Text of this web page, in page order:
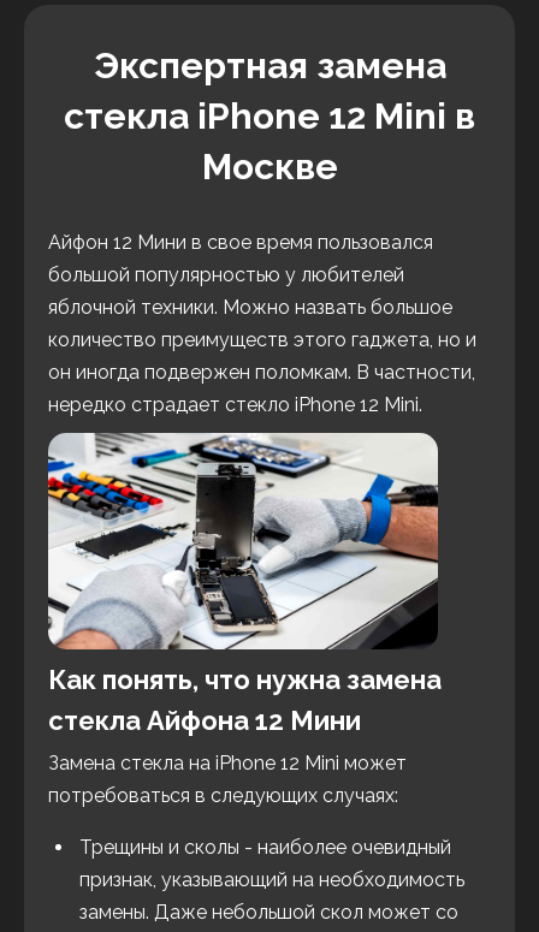
Экспертная замена
стекла iPhone 12 Mini в
Москве
Айфон 12 Мини в свое время пользовался
большой популярностью у любителей
яблочной техники. Можно назвать большое
количество преимуществ этого гаджета, но и
он иногда подвержен поломкам. В частности,
нередко страдает стекло iPhone 12 Mini.
Как понять, что нужна замена
стекла Айфона 12 Мини
Замена стекла на iPhone 12 Mini может
потребоваться в следующих случаях:
Трещины и сколы - наиболее очевидный
признак, указывающий на необходимость
замены. Даже небольшой скол может со